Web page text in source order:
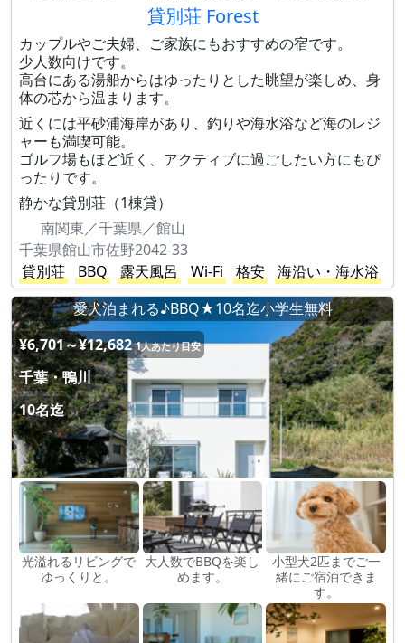
貸別荘 Forest
カップルやご夫婦、ご家族にもおすすめの宿です。
少人数向けです。
高台にある湯船からはゆったりとした眺望が楽しめ、身
体の芯から温まります。
近くには平砂浦海岸があり、釣りや海水浴など海のレジ
ャーも満喫可能。
ゴルフ場もほど近く、アクティブに過ごしたい方にもぴ
ったりです。
静かな貸別荘（1棟貸）
南関東／千葉県／館山
千葉県館山市佐野2042-33
貸別荘
BBQ 露天風呂 Wi-Fi 格安
海沿い・海水浴
愛犬泊まれる♪BBQ★10名迄小学生無料
¥6,701～¥12,682 1人あたり目安
千葉・鴨川
10名迄
光溢れるリビングで
ゆっくりと。
大人数でBBQを楽し
めます。
小型犬2匹までご一
緒にご宿泊できま
す。